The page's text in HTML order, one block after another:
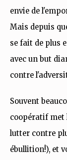
envie de
Mais depuis
se fait de plus
avec un but
contre
Souvent
coopératif met
lutter contre
ébullition!), et